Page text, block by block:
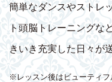
簡単なダンスやストレ
ト頭脳トレーニングな
きいき充実した日々が
※レッスン後はビューティ